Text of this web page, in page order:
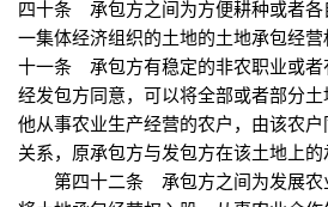
四十条 承包方之间为方便耕种或者各
一集体经济组织的土地的土地承包
十一条 承包方有稳定的非农职业或者
经发包方同意，可以将全部或者部分
他从事农业生产经营的农户，由该农
关系，原承包方与发包方在该土地上的
第四十二条 承包方之间为发展农